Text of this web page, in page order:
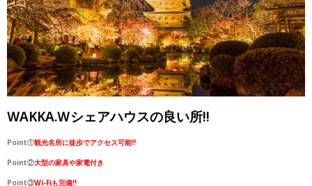
WAKKA.Wシェアハウスの良い所!!
Point①観光名所に徒歩でアクセス可能!!
Point②大型の家具や家電付き
Point③Wi-Fiも完備!!